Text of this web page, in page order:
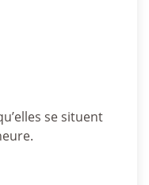
se situent